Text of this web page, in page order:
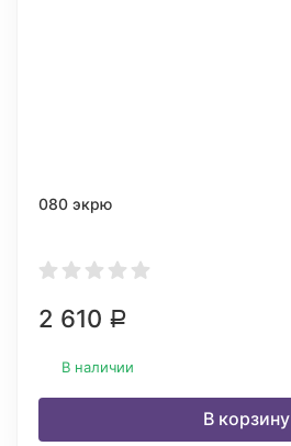
080 экрю
2 610 Р
В наличии
В корзину